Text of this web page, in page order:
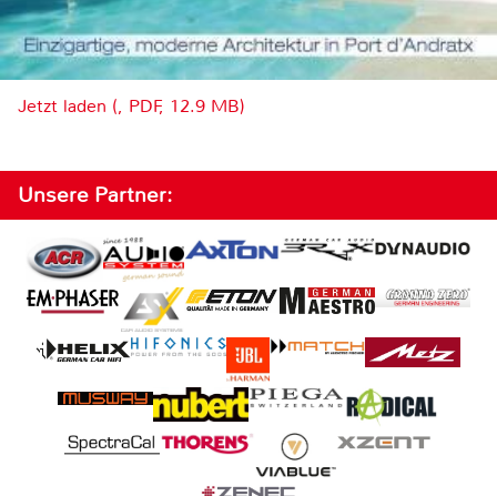
Jetzt laden (, PDF, 12.9 MB)
Unsere Partner: